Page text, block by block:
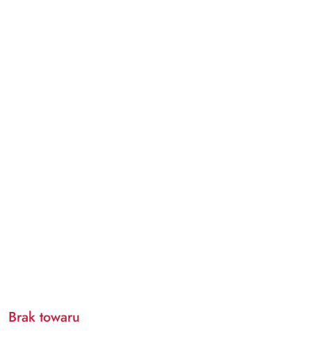
Brak towaru